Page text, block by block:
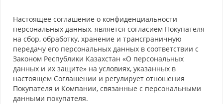
Настоящее соглашение о конфиденциальности
персональных данных, является согласием Покупателя
на сбор, обработку, хранение и трансграничную
передачу его персональных данных в соответствии с
Законом Республики Казахстан «О персональных
данных и их защите» на условиях, указанных в
настоящем Соглашении и регулирует отношения
Покупателя и Компании, связанные с персональными
данными покупателя.